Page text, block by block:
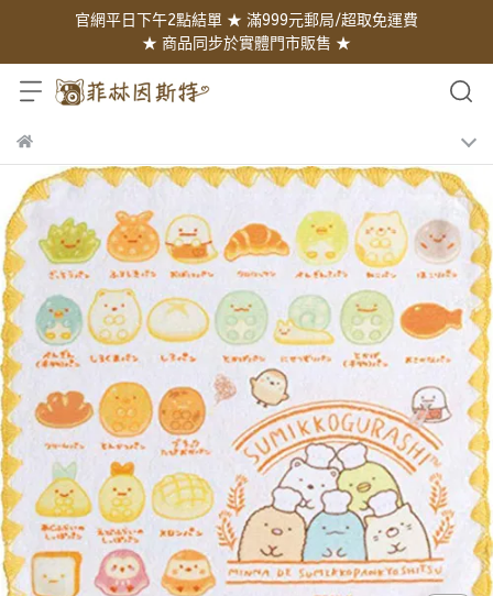
官網平日下午2點結單 ★ 滿999元郵局/超取免運費
★ 商品同步於實體門市販售 ★